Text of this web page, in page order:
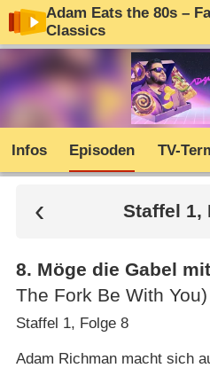
Adam Eats the 80s –
Classics
Infos Episoden TV-
Staffel 1,
8. Möge die Gabel
The Fork Be With You)
Staffel 1, Folge 8
Adam Richman macht sich